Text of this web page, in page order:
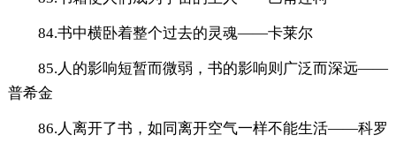
84.书中横卧着整个过去的灵魂——卡莱尔
85.人的影响短暂而微弱，书的影响则广泛而深远——
普希金
86.人离开了书，如同离开空气一样不能生活——科罗